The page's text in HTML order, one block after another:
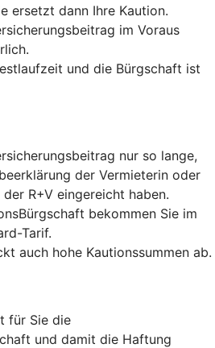
ersetzt dann Ihre Kaution.
im Voraus
und die Bürgschaft ist
nur so lange,
der Vermieterin oder
R+V eingereicht haben.
bekommen Sie im
Tarif.
auch hohe Kautionssummen ab.
für Sie die
und damit die Haftung